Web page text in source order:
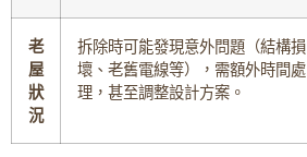
老
屋
狀
況
拆除時可能發現意外問題（結構損
壞、老舊電線等），需額外時間處
理，甚至調整設計方案。